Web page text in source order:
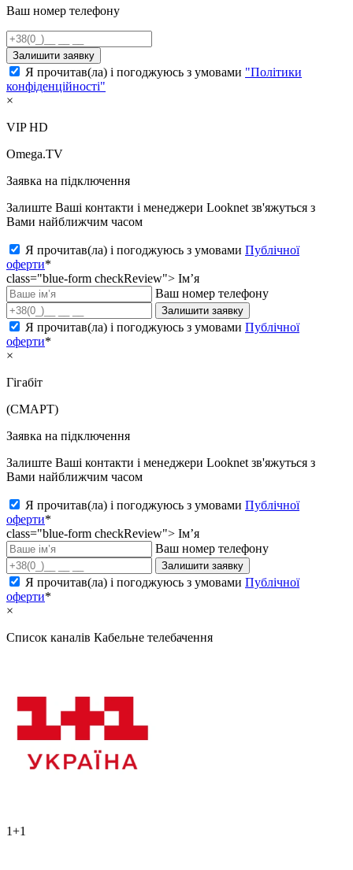
Ваш номер телефону
Залишити заявку
Я прочитав(ла) і погоджуюсь з умовами "Політики
конфіденційності"
×
VIP HD
Omega.TV
Заявка на підключення
Залиште Ваші контакти і менеджери Looknet зв'яжуться з
Вами найближчим часом
Я прочитав(ла) і погоджуюсь з умовами Публічної
оферти*
class="blue-form checkReview"> Ім’я
Ваш номер телефону
Залишити заявку
Я прочитав(ла) і погоджуюсь з умовами Публічної
оферти*
×
Гігабіт
(СМАРТ)
Заявка на підключення
Залиште Ваші контакти і менеджери Looknet зв'яжуться з
Вами найближчим часом
Я прочитав(ла) і погоджуюсь з умовами Публічної
оферти*
class="blue-form checkReview"> Ім’я
Ваш номер телефону
Залишити заявку
Я прочитав(ла) і погоджуюсь з умовами Публічної
оферти*
×
Список каналів Кабельне телебачення
1+1